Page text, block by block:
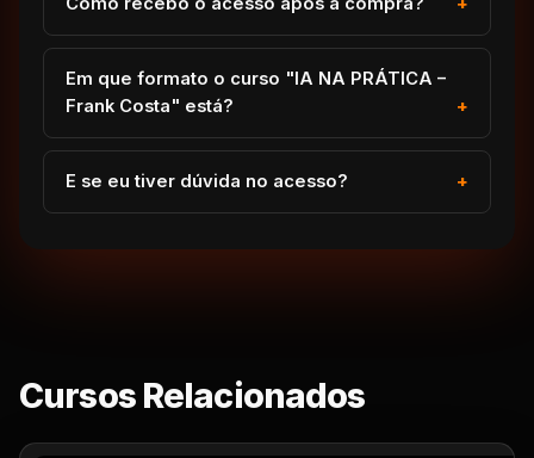
Em que formato o curso "IA NA PRÁTICA –
Frank Costa" está?
E se eu tiver dúvida no acesso?
Cursos Relacionados